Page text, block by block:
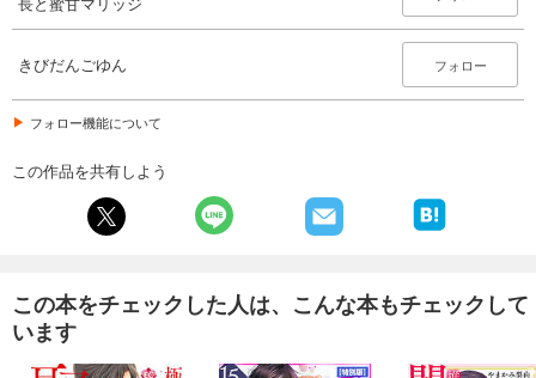
きびだんごゆん フォロー
フォロー機能について
この作品を共有しよう
この本をチェックした人は、こんな本もチェックして
います